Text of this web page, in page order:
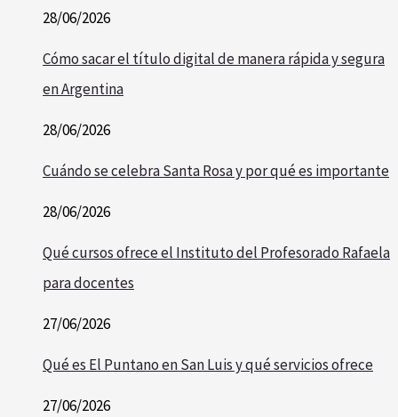
28/06/2026
Cómo sacar el título digital de manera rápida y segura
en Argentina
28/06/2026
Cuándo se celebra Santa Rosa y por qué es importante
28/06/2026
Qué cursos ofrece el Instituto del Profesorado Rafaela
para docentes
27/06/2026
Qué es El Puntano en San Luis y qué servicios ofrece
27/06/2026